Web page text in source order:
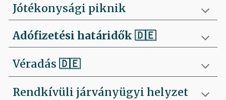
Jótékonysági piknik
Adófizetési határidők🇩🇪
Véradás🇩🇪
Rendkívüli járványügyi helyzet